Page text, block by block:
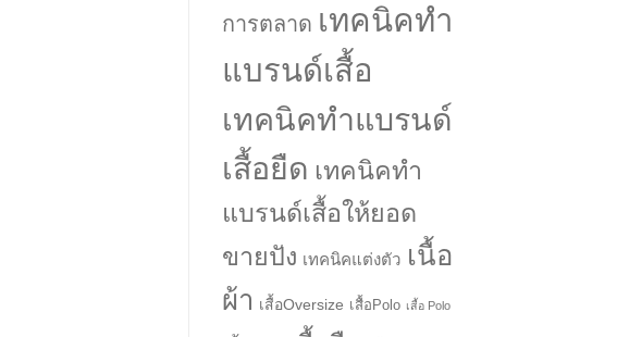
การตลาด เทคนิคทำ
แบรนด์เสื้อ
เทคนิคทำแบรนด์
เสื้อยืด เทคนิคทำ
แบรนด์เสื้อให้ยอด
ขายปัง เทคนิคแต่งตัว เนื้อ
ผ้า เสื้อOversize เสื้อPolo เสื้อ Polo